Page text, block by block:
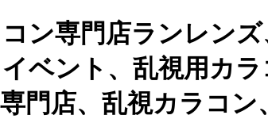
ン専門店ランレン
ベント、乱視用カ
門店、乱視カラコ